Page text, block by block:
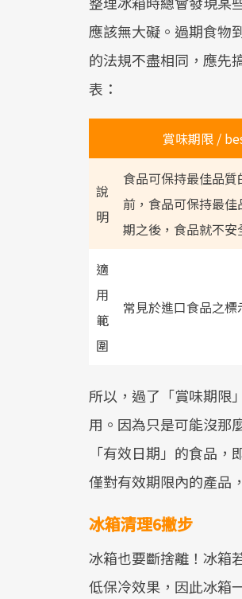
應該無大礙。過期食物
的法規不盡相同，應先
表：
賞味期限 /
說
明
食品可保持最佳品
前，食品可保持最
期之後，食品就不安
適
用
範
圍
常見於進口食品之標
所以，過了「賞味期限
用。因為只是可能沒那
「有效日期」的食品
僅對有效期限內的產品
冰箱清理6撇步
冰箱也要斷捨離！冰箱
低保冷效果，因此冰箱